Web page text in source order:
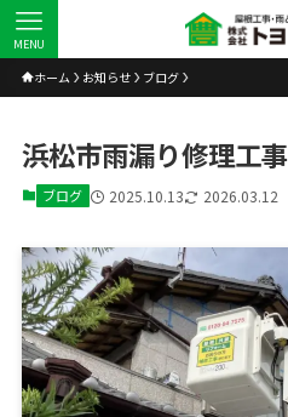
MENU
ホーム お知らせ ブログ
浜松市雨漏り修理工事
ブログ 2025.10.13 2026.03.12